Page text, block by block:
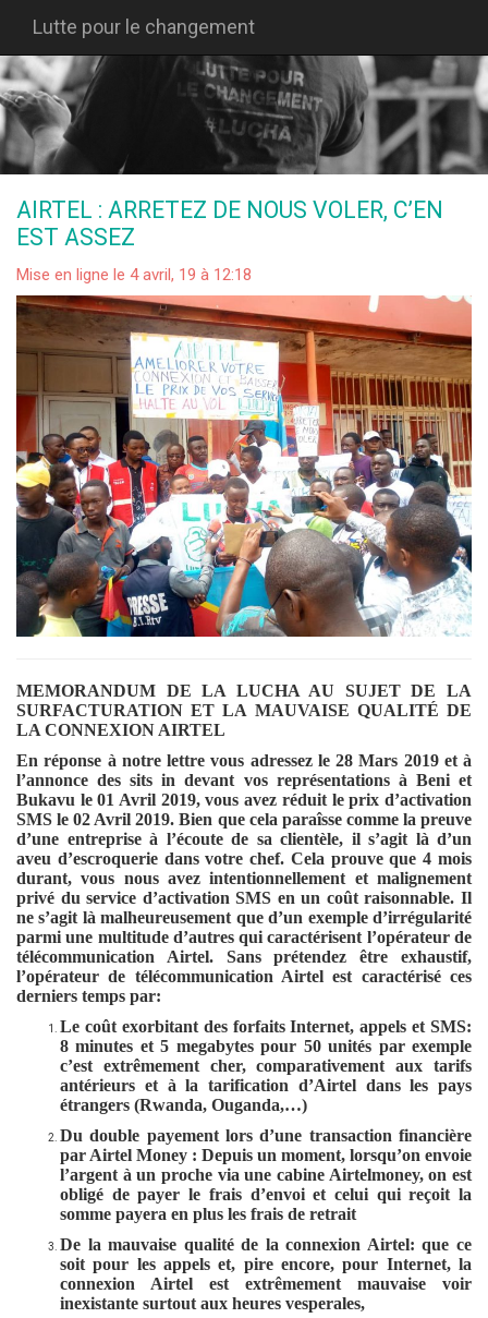
Lutte pour le changement
AIRTEL : ARRETEZ DE NOUS VOLER, C’EN
EST ASSEZ
Mise en ligne le 4 avril, 19 à 12:18
MEMORANDUM DE LA LUCHA AU SUJET DE LA
SURFACTURATION ET LA MAUVAISE QUALITÉ DE
LA CONNEXION AIRTEL
En réponse à notre lettre vous adressez le 28 Mars 2019 et à
l’annonce des sits in devant vos représentations à Beni et
Bukavu le 01 Avril 2019, vous avez réduit le prix d’activation
SMS le 02 Avril 2019. Bien que cela paraîsse comme la preuve
d’une entreprise à l’écoute de sa clientèle, il s’agit là d’un
aveu d’escroquerie dans votre chef. Cela prouve que 4 mois
durant, vous nous avez intentionnellement et malignement
privé du service d’activation SMS en un coût raisonnable. Il
ne s’agit là malheureusement que d’un exemple d’irrégularité
parmi une multitude d’autres qui caractérisent l’opérateur de
télécommunication Airtel. Sans prétendez être exhaustif,
l’opérateur de télécommunication Airtel est caractérisé ces
derniers temps par:
Le coût exorbitant des forfaits Internet, appels et SMS:
8 minutes et 5 megabytes pour 50 unités par exemple
c’est extrêmement cher, comparativement aux tarifs
antérieurs et à la tarification d’Airtel dans les pays
étrangers (Rwanda, Ouganda,…)
Du double payement lors d’une transaction financière
par Airtel Money : Depuis un moment, lorsqu’on envoie
l’argent à un proche via une cabine Airtelmoney, on est
obligé de payer le frais d’envoi et celui qui reçoit la
somme payera en plus les frais de retrait
De la mauvaise qualité de la connexion Airtel: que ce
soit pour les appels et, pire encore, pour Internet, la
connexion Airtel est extrêmement mauvaise voir
inexistante surtout aux heures vesperales,